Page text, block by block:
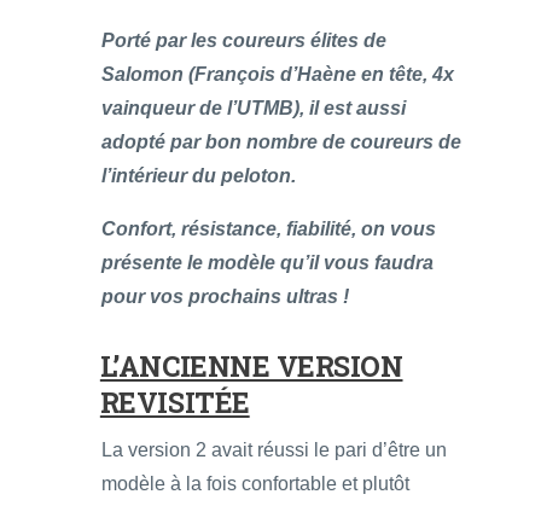
Porté par les coureurs élites de
Salomon (François d’Haène en tête, 4x
vainqueur de l’UTMB), il est aussi
adopté par bon nombre de coureurs de
l’intérieur du peloton.
Confort, résistance, fiabilité, on vous
présente le modèle qu’il vous faudra
pour vos prochains ultras !
L’ANCIENNE VERSION
REVISITÉE
La version 2 avait réussi le pari d’être un
modèle à la fois confortable et plutôt